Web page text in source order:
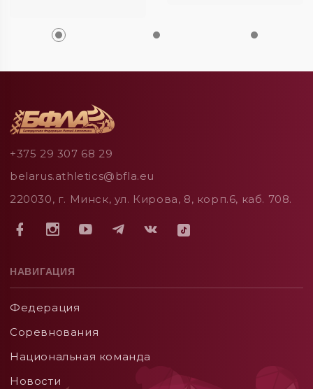
+375 29 307 68 29
belarus.athletics@bfla.eu
220030, г. Минск, ул. Кирова, 8, корп.6, каб. 708.
НАВИГАЦИЯ
Федерация
Соревнования
Национальная команда
Новости